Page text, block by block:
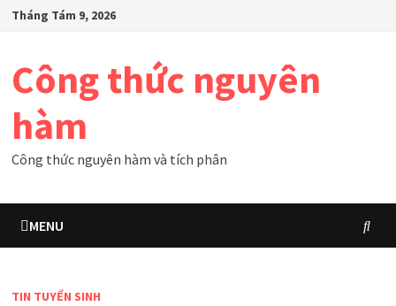
SkipTháng Tám 9, 2026
Công thức nguyên
hàm
Công thức nguyên hàm và tích phân
MENU
TIN TUYỂN SINH